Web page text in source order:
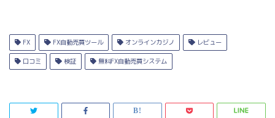
FX FX自動売買ツール オンラインカジノ レビュー
口コミ 検証 無料FX自動売買システム